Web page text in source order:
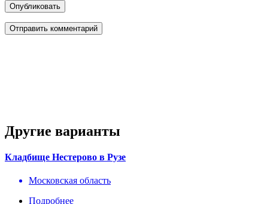
Опубликовать
Другие варианты
Кладбище Нестерово в Рузе
Московская область
Подробнее